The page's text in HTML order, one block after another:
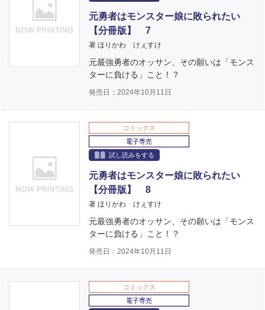
元勇者はモンスター娘に敗られたい
【分冊版】 7
著 ほりかわ けぇすけ
元最強勇者のオッサン、その願いは「モンス
ターに負ける」こと！？
発売日：2024年10月11日
コミックス
電子専売
試し読みをする
元勇者はモンスター娘に敗られたい
【分冊版】 8
著 ほりかわ けぇすけ
元最強勇者のオッサン、その願いは「モンス
ターに負ける」こと！？
発売日：2024年10月11日
コミックス
電子専売